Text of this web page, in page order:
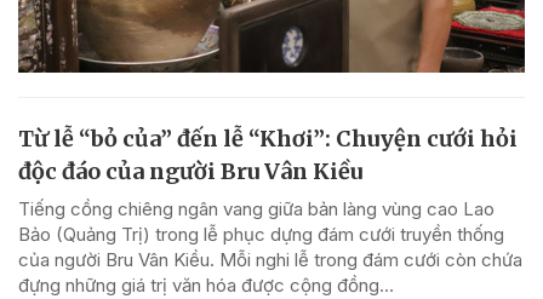
Từ lễ “bỏ của” đến lễ “Khơi”: Chuyện cưới hỏi
độc đáo của người Bru Vân Kiều
Tiếng cồng chiêng ngân vang giữa bản làng vùng cao Lao
Bảo (Quảng Trị) trong lễ phục dựng đám cưới truyền thống
của người Bru Vân Kiều. Mỗi nghi lễ trong đám cưới còn chứa
đựng những giá trị văn hóa được cộng đồng...